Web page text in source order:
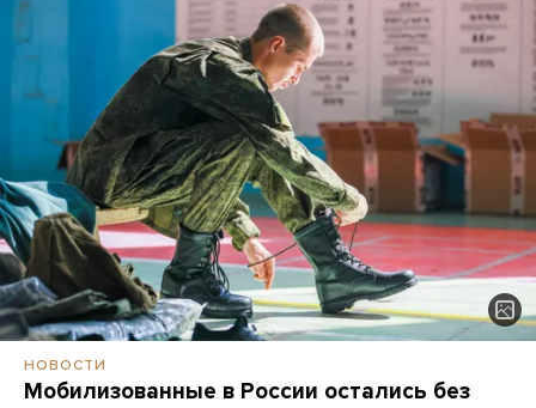
НОВОСТИ
Мобилизованные в России остались без